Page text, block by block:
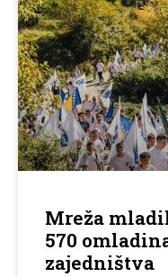
Mreža
570
zajedništva